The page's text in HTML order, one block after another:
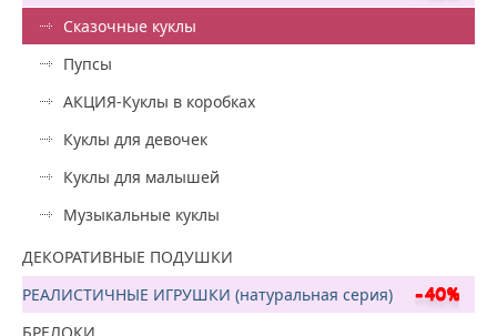
Сказочные куклы
Пупсы
АКЦИЯ-Куклы в коробках
Куклы для девочек
Куклы для малышей
Музыкальные куклы
ДЕКОРАТИВНЫЕ ПОДУШКИ
РЕАЛИСТИЧНЫЕ ИГРУШКИ (натуральная серия)